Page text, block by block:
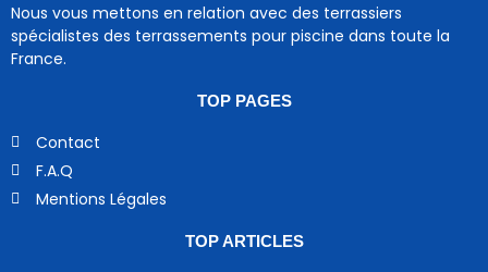
Nous vous mettons en relation avec des terrassiers
spécialistes des terrassements pour piscine dans toute la
France.
TOP PAGES
Contact
F.A.Q
Mentions Légales
TOP ARTICLES